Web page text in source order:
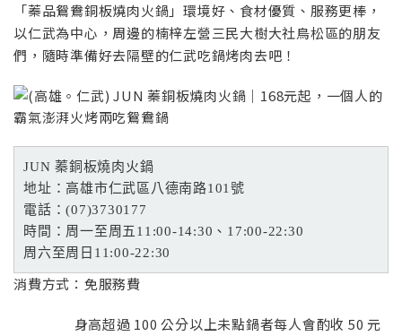
「蓁品鴛鴦銅板燒肉火鍋」環境好、食材優質、服務更棒，
以仁武為中心，周邊的楠梓左營三民大樹大社鳥松區的朋友
們，隨時準備好去隔壁的仁武吃鍋烤肉去吧！
JUN 蓁銅板燒肉火鍋
地址：高雄市仁武區八德南路101號
電話：(07)3730177
時間：周一至周五11:00-14:30、17:00-22:30
周六至周日11:00-22:30
消費方式：免服務費
身高超過 100 公分以上未點鍋者每人會酌收 50 元